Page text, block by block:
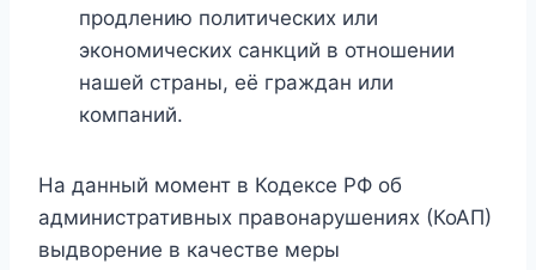
продлению политических или
экономических санкций в отношении
нашей страны, её граждан или
компаний.
На данный момент в Кодексе РФ об
административных правонарушениях (КоАП)
выдворение в качестве меры